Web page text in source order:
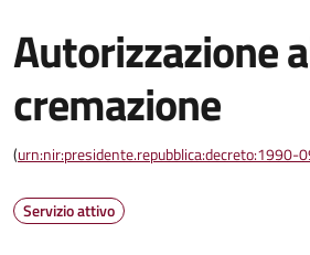
Autorizzazione
cremazione
(
Servizio attivo